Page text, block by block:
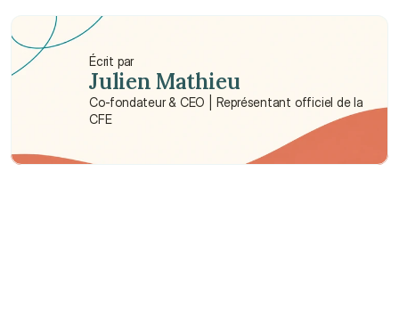
Quel est le délai d'attente pour un rendez-vous
chez un ophtalmologiste ?
Écrit par
Julien Mathieu
Co-fondateur & CEO | Représentant officiel de la
CFE